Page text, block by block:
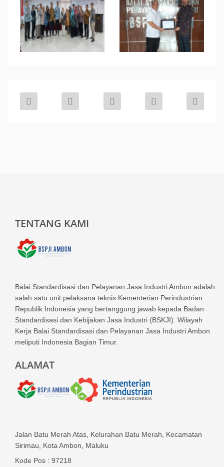
TENTANG KAMI
Balai Standardisasi dan Pelayanan Jasa Industri Ambon adalah
salah satu unit pelaksana teknis Kementerian Perindustrian
Republik Indonesia yang bertanggung jawab kepada Badan
Standardisasi dan Kebijakan Jasa Industri (BSKJI). Wilayah
Kerja Balai Standardisasi dan Pelayanan Jasa Industri Ambon
meliputi Indonesia Bagian Timur.
ALAMAT
Jalan Batu Merah Atas, Kelurahan Batu Merah, Kecamatan
Sirimau, Kota Ambon, Maluku
Kode Pos : 97218